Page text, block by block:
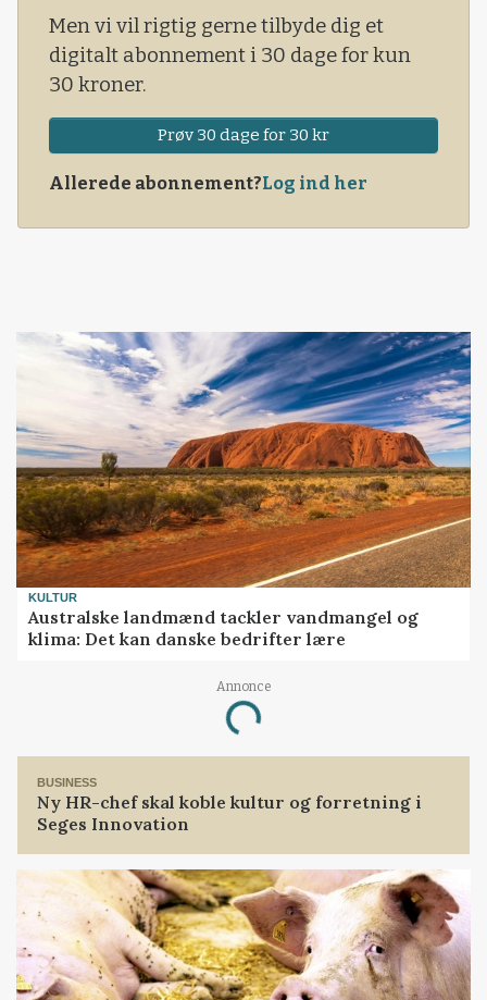
Men vi vil rigtig gerne tilbyde dig et
digitalt abonnement i 30 dage for kun
30 kroner.
Prøv 30 dage for 30 kr
Allerede abonnement?Log ind her
KULTUR
Australske landmænd tackler vandmangel og
klima: Det kan danske bedrifter lære
Annonce
Loading...
BUSINESS
Ny HR-chef skal koble kultur og forretning i
Seges Innovation